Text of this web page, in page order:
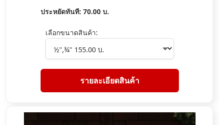
ประหยัดทันที: 70.00บ.
เลือกขนาดสินค้า:
รายละเอียดสินค้า